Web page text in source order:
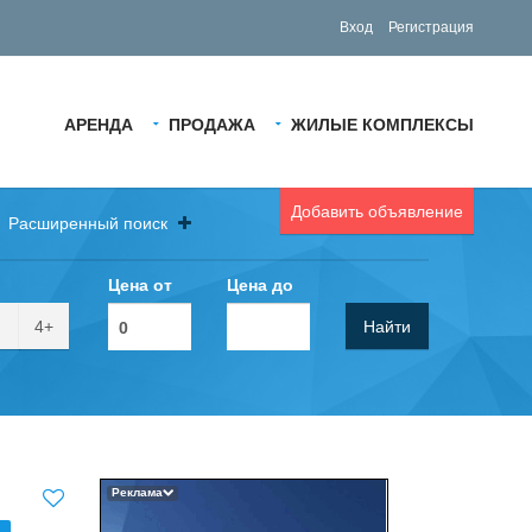
Вход Регистрация
АРЕНДА ПРОДАЖА ЖИЛЫЕ КОМПЛЕКСЫ
Добавить объявление
Расширенный поиск
4+
Цена от Цена до
Найти
Реклама